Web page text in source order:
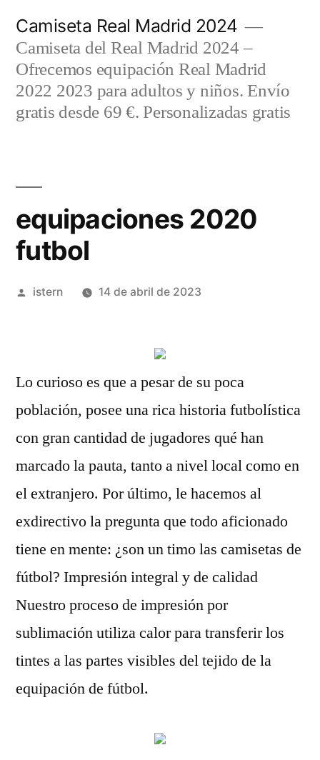
contenido
Camiseta Real Madrid 2024
Camiseta del Real Madrid 2024 –
Ofrecemos equipación Real Madrid
2022 2023 para adultos y niños. Envío
gratis desde 69 €. Personalizadas gratis
equipaciones 2020
futbol
Publicado
istern 14 de abril de 2023
Lo curioso es que a pesar de su poca
población, posee una rica historia futbolística
con gran cantidad de jugadores qué han
marcado la pauta, tanto a nivel local como en
el extranjero. Por último, le hacemos al
exdirectivo la pregunta que todo aficionado
tiene en mente: ¿son un timo las camisetas de
fútbol? Impresión integral y de calidad
Nuestro proceso de impresión por
sublimación utiliza calor para transferir los
tintes a las partes visibles del tejido de la
equipación de fútbol.